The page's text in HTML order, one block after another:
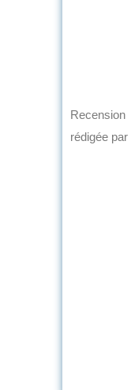
Recension
rédigée par